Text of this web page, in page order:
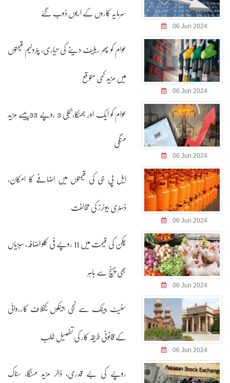
06 Jun 2024
سرمایہ کاروں کے اربوں ڈوب گئے
06 Jun 2024
عوام کو پھر ریلیف دینے کی تیاری، پٹرولیم قیمتوں
میں مزید کمی متوقع
06 Jun 2024
عوام کو ایک اور جھٹکا،بجلی 3 روپے 33پیسے مزید
مہنگی
06 Jun 2024
ایل پی جی کی قیمتوں میں اضافے کا امکان،
ڈسٹری بیوٹرز کی مخالفت
06 Jun 2024
چکن کی قیمت میں 11 روپے فی کلو اضافہ، سبزیاں
بھی پہنچ سے باہر
06 Jun 2024
سٹیٹ بینک سے نجی بینکوں کیخلاف کارروائی
کے قانونی طریقہ کار کی تفصیل طلب
روپے کی بے قدری، ڈالر مزید مہنگا، سٹاک